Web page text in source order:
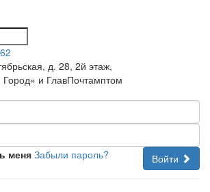
д. 28, 2й этаж,
и ГлавПочтамптом
меня Войти
Забыли пароль?